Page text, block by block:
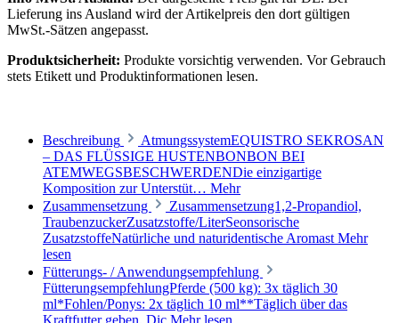
Lieferung ins Ausland wird der Artikelpreis den dort gültigen
MwSt.-Sätzen angepasst.
Produktsicherheit: Produkte vorsichtig verwenden. Vor Gebrauch
stets Etikett und Produktinformationen lesen.
Beschreibung
AtmungssystemEQUISTRO SEKROSAN
– DAS FLÜSSIGE HUSTENBONBON BEI
ATEMWEGSBESCHWERDENDie einzigartige
Komposition zur Unterstüt… Mehr
Zusammensetzung
Zusammensetzung1,2-Propandiol,
TraubenzuckerZusatzstoffe/LiterSeonsorische
ZusatzstoffeNatürliche und naturidentische Aromast Mehr
lesen
Fütterungs- / Anwendungsempfehlung
FütterungsempfehlungPferde (500 kg): 3x täglich 30
ml*Fohlen/Ponys: 2x täglich 10 ml**Täglich über das
Kraftfutter geben. Dic Mehr lesen